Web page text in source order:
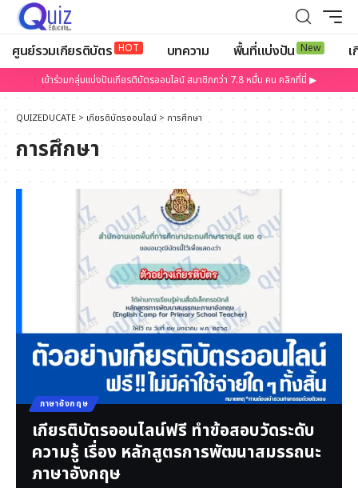
ศูนย์รวมเกียรติบัตร HOT บทความ พื้นที่แบ่งปัน New
เข้าร่วมกลุ่มแบ่งปันเกียรติบัตรออนไลน์ สมาชิกกว่า 7.8 หมื่น คน คลิกที่นี่ ▶
QUIZEDUCATE> เกียรติบัตรออนไลน์ > การศึกษา
การศึกษา
ภาษาอังกฤษ
เกียรติบัตรออนไลน์ฟรี ทำข้อสอบวัดระดับ
ความรู้ เรื่อง หลักสูตรการพัฒนาสมรรถนะ
ภาษาอังกฤษ